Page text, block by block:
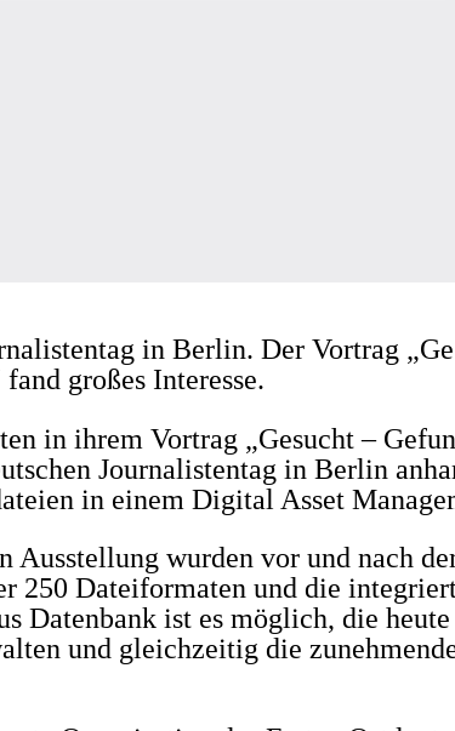
in Berlin. Der Vortrag
großes Interesse.
in ihrem Vortrag „Gesucht –
Journalistentag in Berlin
in einem Digital Asset
Ausstellung wurden vor und nach
250 Dateiformaten und die
Datenbank ist es möglich, die
und gleichzeitig die